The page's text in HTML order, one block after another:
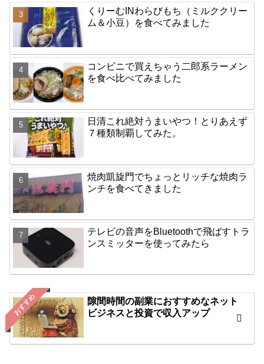
くりーむINわらびもち（ミルククリー
ム＆小豆）を食べてみました
コンビニで買えちゃう二郎系ラーメン
を食べ比べてみました
日清これ絶対うまいやつ！とりあえず
７種類制覇してみた。
焼肉凱旋門でちょっとリッチな焼肉ラ
ンチを食べてきました
テレビの音声をBluetoothで飛ばすトラ
ンスミッターを使ってみたら
おすすめ
隙間時間の副業におすすめなネット
ビジネスと投資で収入アップ